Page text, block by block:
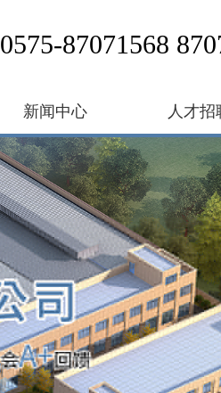
0575-87071568
新闻中心 人才招